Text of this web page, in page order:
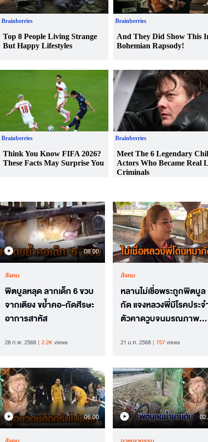
08.00
สังคม
พิตบูลหลุด ลากเด็ก 6 ขวบ
จากเตียง ขย้ำคอ-กัดศีรษะ
อาการสาหัส
28 ก.พ. 2568 2.2Kviews
สังคม
หลานไม่เชื่อพระถูกพิตบูล
กัด แจงหลวงพี่มีโรคประจ
ตัวคาดวูบจนมรณภาพ
21 ม.ค. 2568 757views
06.00